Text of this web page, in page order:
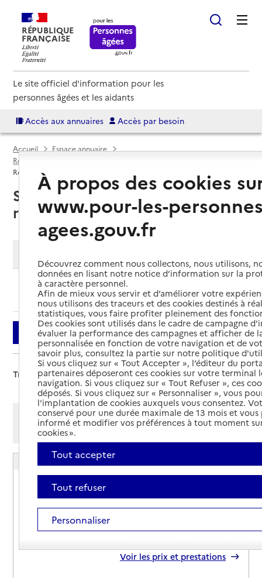
RÉPUBLIQUE
FRANÇAISE
Le site officiel d'information pour les
personnes âgées et les aidants
Accès aux annuaires Accès par besoin
Accueil
Espace annuaire
Résidences autonomie par département
Résidence autonomie
Saint-Mandé (94160) : liste des
résidences autonomie
Ajouter cette recherche aux favoris
Filtrer
Trier par :
Afficher les résultats par:
Mode liste
Résidence autonomie Lenoir Jousserand
Adresse
9 rue de l'amiral Courbet
94160-Saint-Mandé
01 44 68 62 90
Voir les prix et prestations
À propos des cookies
www.pour-les-
agees.gouv.fr
Découvrez comment nous collectons, nous utilisons,
données en lisant notre notice d’information sur la
à caractère personnel.
Afin de mieux vous servir et d’améliorer votre
nous utilisons des traceurs et des cookies destinés à
statistiques, vous faire profiter pleinement des
Des cookies sont utilisés dans le cadre de campagne
évaluer la performance des campagnes et afficher de
personnalisée en fonction de votre navigation et de
savoir plus, consultez la partie sur notre politique
Si vous cliquez sur « Tout Accepter », l’éditeur du
partenaires déposeront ces cookies sur votre terminal
navigation. Si vous cliquez sur « Tout Refuser », ces
déposés. Si vous cliquez sur « Personnaliser », vous
l’implantation de cookies auxquels vous consentez.
conservé pour une durée maximale de 13 mois et
informé et modifier vos préférences à tout moment
cookies ».
Tout accepter
Tout refuser
Personnaliser